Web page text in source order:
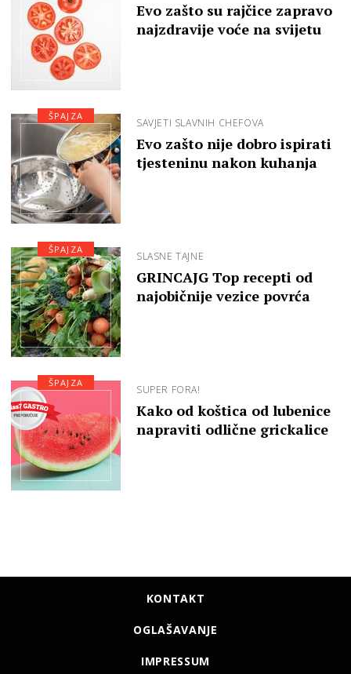
Evo zašto su rajčice zapravo
najzdravije voće na svijetu
SAVJETI SLAVNIH CHEFOVA
Evo zašto nije dobro ispirati
tjesteninu nakon kuhanja
ŠPAJZA
SLASNE TAJNE
GRINCAJG Top recepti od
najobičnije vezice povrća
ŠPAJZA
SUPER FORA!
Kako od koštica od lubenice
napraviti odlične grickalice
ŠPAJZA
KONTAKT
OGLAŠAVANJE
IMPRESSUM